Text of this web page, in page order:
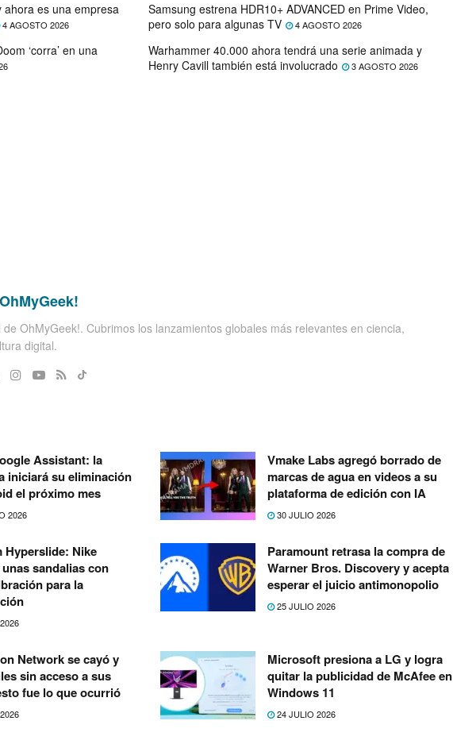
ahora es una empresa
4 AGOSTO 2026
Samsung estrena HDR10+ ADVANCED en Prime Video,
pero solo para algunas TV
4 AGOSTO 2026
‘corra’ en una
Warhammer 40.000 ahora tendrá una serie animada y
Henry Cavill también está involucrado
3 AGOSTO 2026
de OhMyGeek!. Cubrimos los lanzamientos globales más relevantes en ciencia,
digital.
Assistant: la
iniciará su eliminación
el próximo mes
2026
Vmake Labs agregó borrado de
marcas de agua en videos a su
plataforma de edición con IA
30 JULIO 2026
Hyperslide: Nike
sandalias con
para la
Paramount retrasa la compra de
Warner Bros. Discovery y acepta
esperar el juicio antimonopolio
25 JULIO 2026
Network se cayó y
sin acceso a sus
fue lo que ocurrió
Microsoft presiona a LG y logra
quitar la publicidad de McAfee en
Windows 11
24 JULIO 2026